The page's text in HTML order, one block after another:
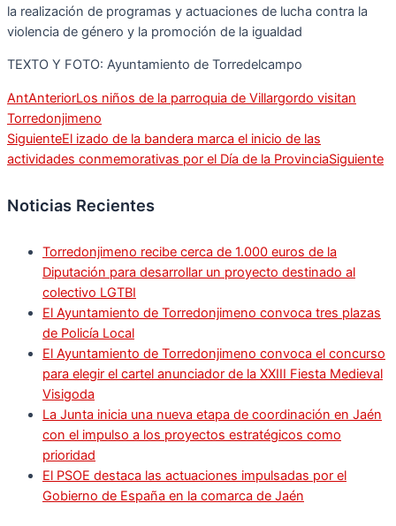
la realización de programas y actuaciones de lucha contra la
violencia de género y la promoción de la igualdad
TEXTO Y FOTO: Ayuntamiento de Torredelcampo
AntAnteriorLos niños de la parroquia de Villargordo visitan
Torredonjimeno
SiguienteEl izado de la bandera marca el inicio de las
actividades conmemorativas por el Día de la ProvinciaSiguiente
Noticias Recientes
Torredonjimeno recibe cerca de 1.000 euros de la
Diputación para desarrollar un proyecto destinado al
colectivo LGTBI
El Ayuntamiento de Torredonjimeno convoca tres plazas
de Policía Local
El Ayuntamiento de Torredonjimeno convoca el concurso
para elegir el cartel anunciador de la XXIII Fiesta Medieval
Visigoda
La Junta inicia una nueva etapa de coordinación en Jaén
con el impulso a los proyectos estratégicos como
prioridad
El PSOE destaca las actuaciones impulsadas por el
Gobierno de España en la comarca de Jaén